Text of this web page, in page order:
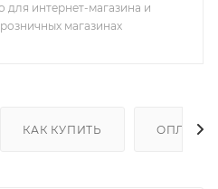
для интернет-магазина и
магазинах
КАК КУПИТЬ ОПЛАТА